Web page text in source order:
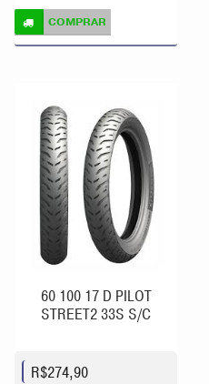
COMPRAR
60 100 17 D PILOT
STREET2 33S S/C
R$274,90